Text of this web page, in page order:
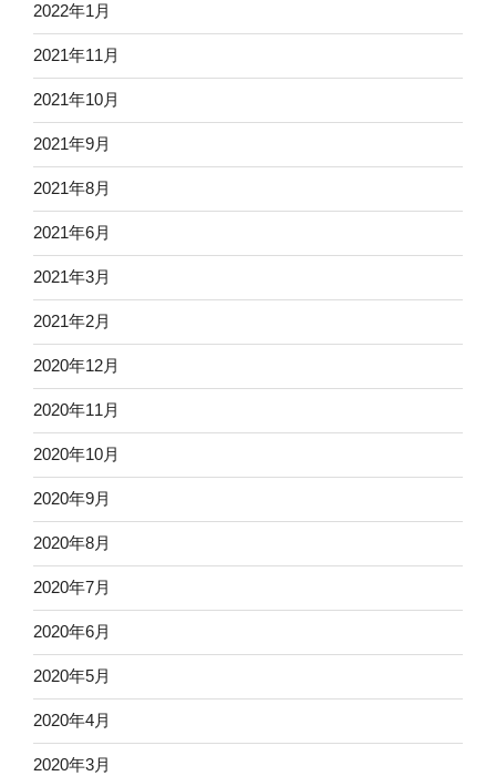
2022年1月
2021年11月
2021年10月
2021年9月
2021年8月
2021年6月
2021年3月
2021年2月
2020年12月
2020年11月
2020年10月
2020年9月
2020年8月
2020年7月
2020年6月
2020年5月
2020年4月
2020年3月